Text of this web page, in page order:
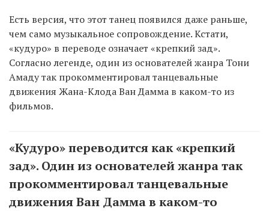
Есть версия, что этот танец появился даже раньше,
чем само музыкальное сопровождение. Кстати,
«кудуро» в переводе означает «крепкий зад».
Согласно легенде, один из основателей жанра Тони
Амаду так прокомментировал танцевальные
движения Жана-Клода Ван Дамма в каком-то из
фильмов.
«Кудуро» переводится как «крепкий
зад». Один из основателей жанра так
прокомментировал танцевальные
движения Ван Дамма в каком-то